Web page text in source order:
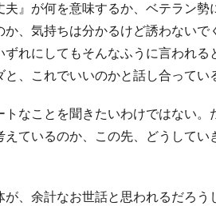
夫』が何を意味するか、ベテラン
か、気持ちは分かるけど誘わない
れにしてもそんなふうに言われる
、これでいいのかと話し合ってい
トなことを聞きたいわけではない
えているのか、この先、どうして
が、余計なお世話と思われるだろ